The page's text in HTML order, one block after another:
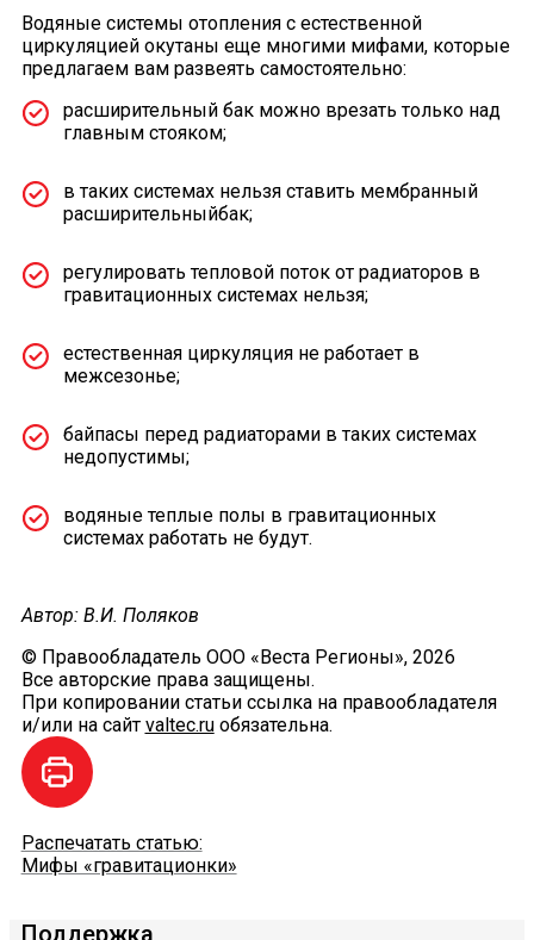
Водяные системы отопления с естественной
циркуляцией окутаны еще многими мифами, которые
предлагаем вам развеять самостоятельно:
расширительный бак можно врезать только над
главным стояком;
в таких системах нельзя ставить мембранный
расширительныйбак;
регулировать тепловой поток от радиаторов в
гравитационных системах нельзя;
естественная циркуляция не работает в
межсезонье;
байпасы перед радиаторами в таких системах
недопустимы;
водяные теплые полы в гравитационных
системах работать не будут.
Автор: В.И. Поляков
© Правообладатель ООО «Веста Регионы», 2026
Все авторские права защищены.
При копировании статьи ссылка на правообладателя
и/или на сайт valtec.ruобязательна.
Распечатать статью:
Мифы «гравитационки»
Поддержка